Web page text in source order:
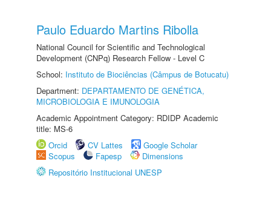
Paulo Eduardo Martins Ribolla
National Council for Scientific and Technological
Development (CNPq) Research Fellow - Level C
School: Instituto de Biociências (Câmpus de Botucatu)
Department: DEPARTAMENTO DE GENÉTICA,
MICROBIOLOGIA E IMUNOLOGIA
Academic Appointment Category: RDIDP Academic
title: MS-6
Orcid
CV Lattes
Google Scholar
Scopus
Fapesp
Dimensions
Repositório Institucional UNESP